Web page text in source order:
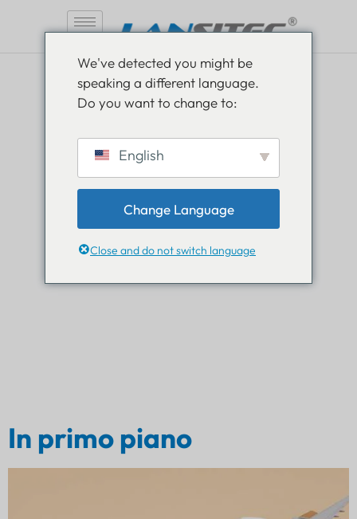
Sii informato, resta
informato
Scopri tutte le novità nel mondo Lansitec e resta
sempre un passo avanti.
In primo piano
We've detected you might be
speaking a different language.
Do you want to change to:
English
Change Language
Close and do not switch language